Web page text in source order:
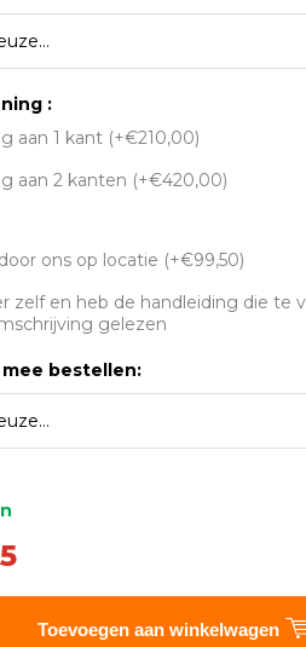
:
aan 1 kant (+€210,00)
aan 2 kanten (+€420,00)
ons op locatie (+€99,50)
zelf en heb de handleiding die te
gelezen
bestellen:
Toevoegen aan winkelwagen